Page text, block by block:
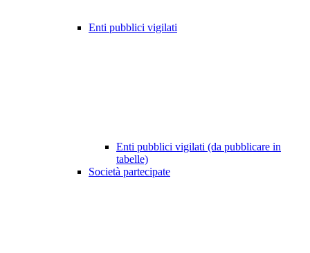
Enti pubblici vigilati
Enti pubblici vigilati (da pubblicare in
tabelle)
Società partecipate